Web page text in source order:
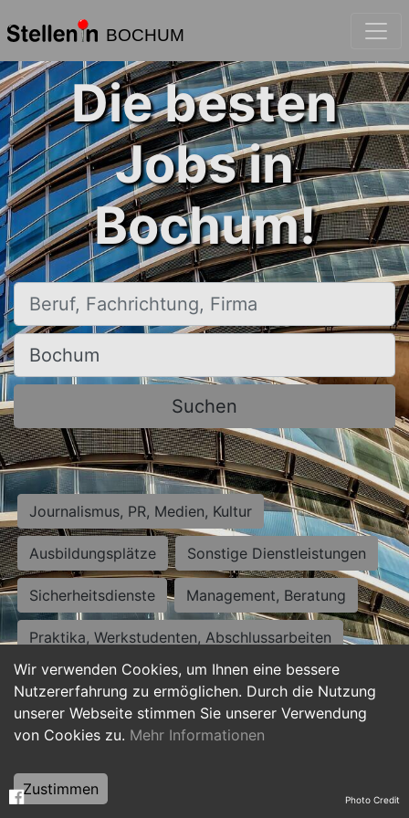
BOCHUM
Wir verwenden Cookies, um Ihnen eine bessere
Nutzererfahrung zu ermöglichen. Durch die Nutzung
unserer Webseite stimmen Sie unserer Verwendung
von Cookies zu. Mehr Informationen
Zustimmen
Die besten
Jobs in
Bochum!
Beruf, Fachrichtung, Firma
Ort, Stadt
Suchen
Journalismus, PR, Medien, Kultur
Ausbildungsplätze Sonstige Dienstleistungen
Sicherheitsdienste Management, Beratung
Praktika, Werkstudenten, Abschlussarbeiten
Personalwesen Assistenz, Sekretariat
Hilfskräfte, Aushilfs- und Nebenjobs
Weiterbildung, Studium, duale Ausbildung Photo Credit